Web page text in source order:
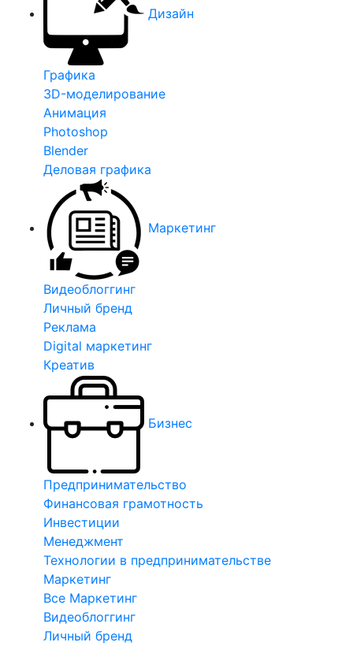
Дизайн
Графика
3D-моделирование
Анимация
Photoshop
Blender
Деловая графика
Маркетинг
Видеоблоггинг
Личный бренд
Реклама
Digital маркетинг
Креатив
Бизнес
Предпринимательство
Финансовая грамотность
Инвестиции
Менеджмент
Технологии в предпринимательстве
Маркетинг
Все Маркетинг
Видеоблоггинг
Личный бренд